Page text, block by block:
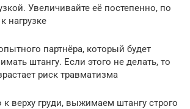
Увеличивайте её постепенно, по
нагрузке
партнёра, который будет
штангу. Если этого не делать, то
риск травматизма
к верху груди, выжимаем штангу строго